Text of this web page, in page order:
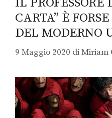
CARTA” È
DEL MODERNO
9 Maggio 2020 diMiriam